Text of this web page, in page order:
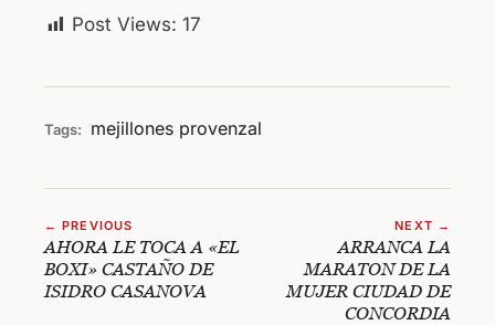
Post Views: 17
Tags: mejillones provenzal
← PREVIOUS
AHORA LE TOCA A «EL
BOXI» CASTAÑO DE
ISIDRO CASANOVA
NEXT →
ARRANCA LA
MARATON DE LA
MUJER CIUDAD DE
CONCORDIA